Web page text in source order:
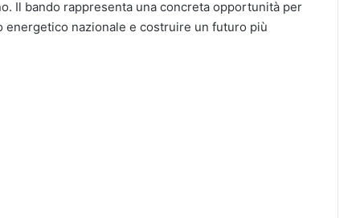
Il bando rappresenta una concreta opportunità per
nazionale e costruire un futuro più